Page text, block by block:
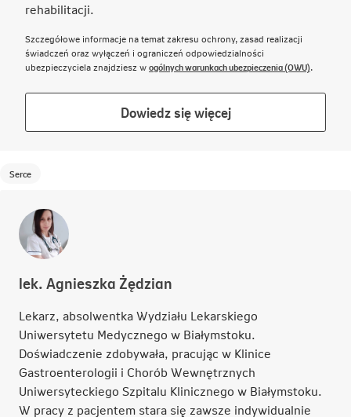
rehabilitacji.
Szczegółowe informacje na temat zakresu ochrony, zasad realizacji
świadczeń oraz wyłączeń i ograniczeń odpowiedzialności
ubezpieczyciela znajdziesz wogólnych warunkach ubezpieczenia (OWU).
Dowiedz się więcejLink
otwiera
Serce
lek. Agnieszka Żędzian
Lekarz, absolwentka Wydziału Lekarskiego
Uniwersytetu Medycznego w Białymstoku.
Doświadczenie zdobywała, pracując w Klinice
Gastroenterologii i Chorób Wewnętrznych
Uniwersyteckiego Szpitalu Klinicznego w Białymstoku.
W pracy z pacjentem stara się zawsze indywidualnie